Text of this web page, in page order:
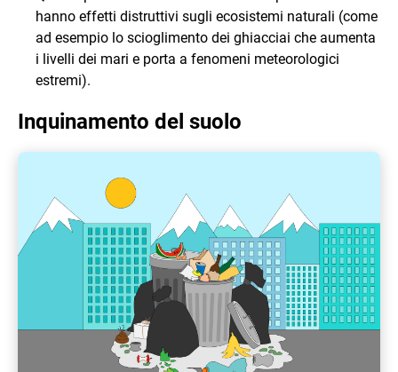
hanno effetti distruttivi sugli ecosistemi naturali (come
ad esempio lo scioglimento dei ghiacciai che aumenta
i livelli dei mari e porta a fenomeni meteorologici
estremi).
Inquinamento del suolo